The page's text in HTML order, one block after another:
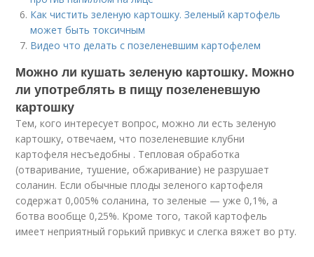
Как чистить зеленую картошку. Зеленый картофель
может быть токсичным
Видео что делать с позеленевшим картофелем
Можно ли кушать зеленую картошку. Можно
ли употреблять в пищу позеленевшую
картошку
Тем, кого интересует вопрос, можно ли есть зеленую
картошку, отвечаем, что позеленевшие клубни
картофеля несъедобны . Тепловая обработка
(отваривание, тушение, обжаривание) не разрушает
соланин. Если обычные плоды зеленого картофеля
содержат 0,005% соланина, то зеленые — уже 0,1%, а
ботва вообще 0,25%. Кроме того, такой картофель
имеет неприятный горький привкус и слегка вяжет во рту.